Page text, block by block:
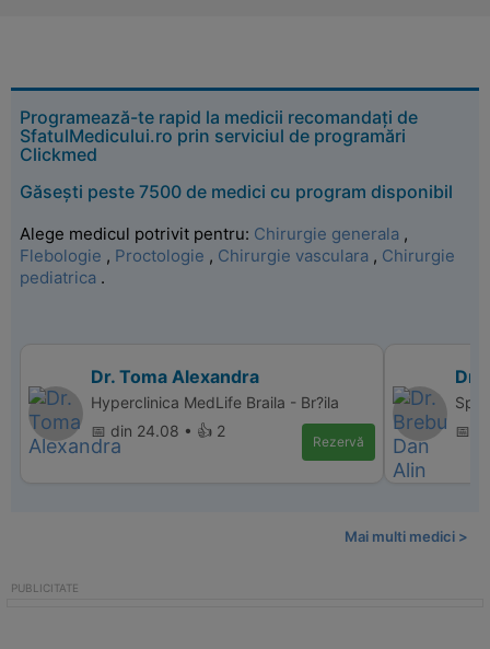
Programează-te rapid la medicii recomandați de
SfatulMedicului.ro prin serviciul de programări
Clickmed
Găsești peste 7500 de medici cu program disponibil
Alege medicul potrivit pentru: Chirurgie generala ,
Flebologie , Proctologie , Chirurgie vasculara , Chirurgie
pediatrica .
Dr. Toma Alexandra
Hyperclinica MedLife Braila - Br?ila
📅 din 24.08 • 👍 2
Rezervă
Dr.
📅
Mai multi medici >